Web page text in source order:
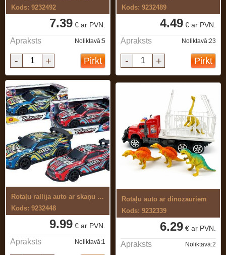
Kods: 9232492
7.39 € ar PVN.
Apraksts Noliktavā:5
- + Pirkt
Kods: 9232489
4.49 € ar PVN.
Apraksts Noliktavā:23
- + Pirkt
Rotaļu rallija auto ar skaņu un gaismu
Kods: 9232448
9.99 € ar PVN.
Apraksts Noliktavā:1
Rotaļu auto ar dinozauriem
Kods: 9232339
6.29 € ar PVN.
Apraksts Noliktavā:2